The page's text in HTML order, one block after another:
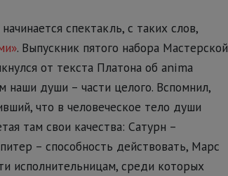
спектакль, с таких слов,
. Выпускник пятого набора Мастерской
от текста Платона об anima
души – части целого. Вспомнил,
что в человеческое тело души
там свои качества: Сатурн –
– способность действовать, Марс
исполнительницам, среди которых